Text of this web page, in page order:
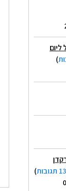
)
13 תגובות
)